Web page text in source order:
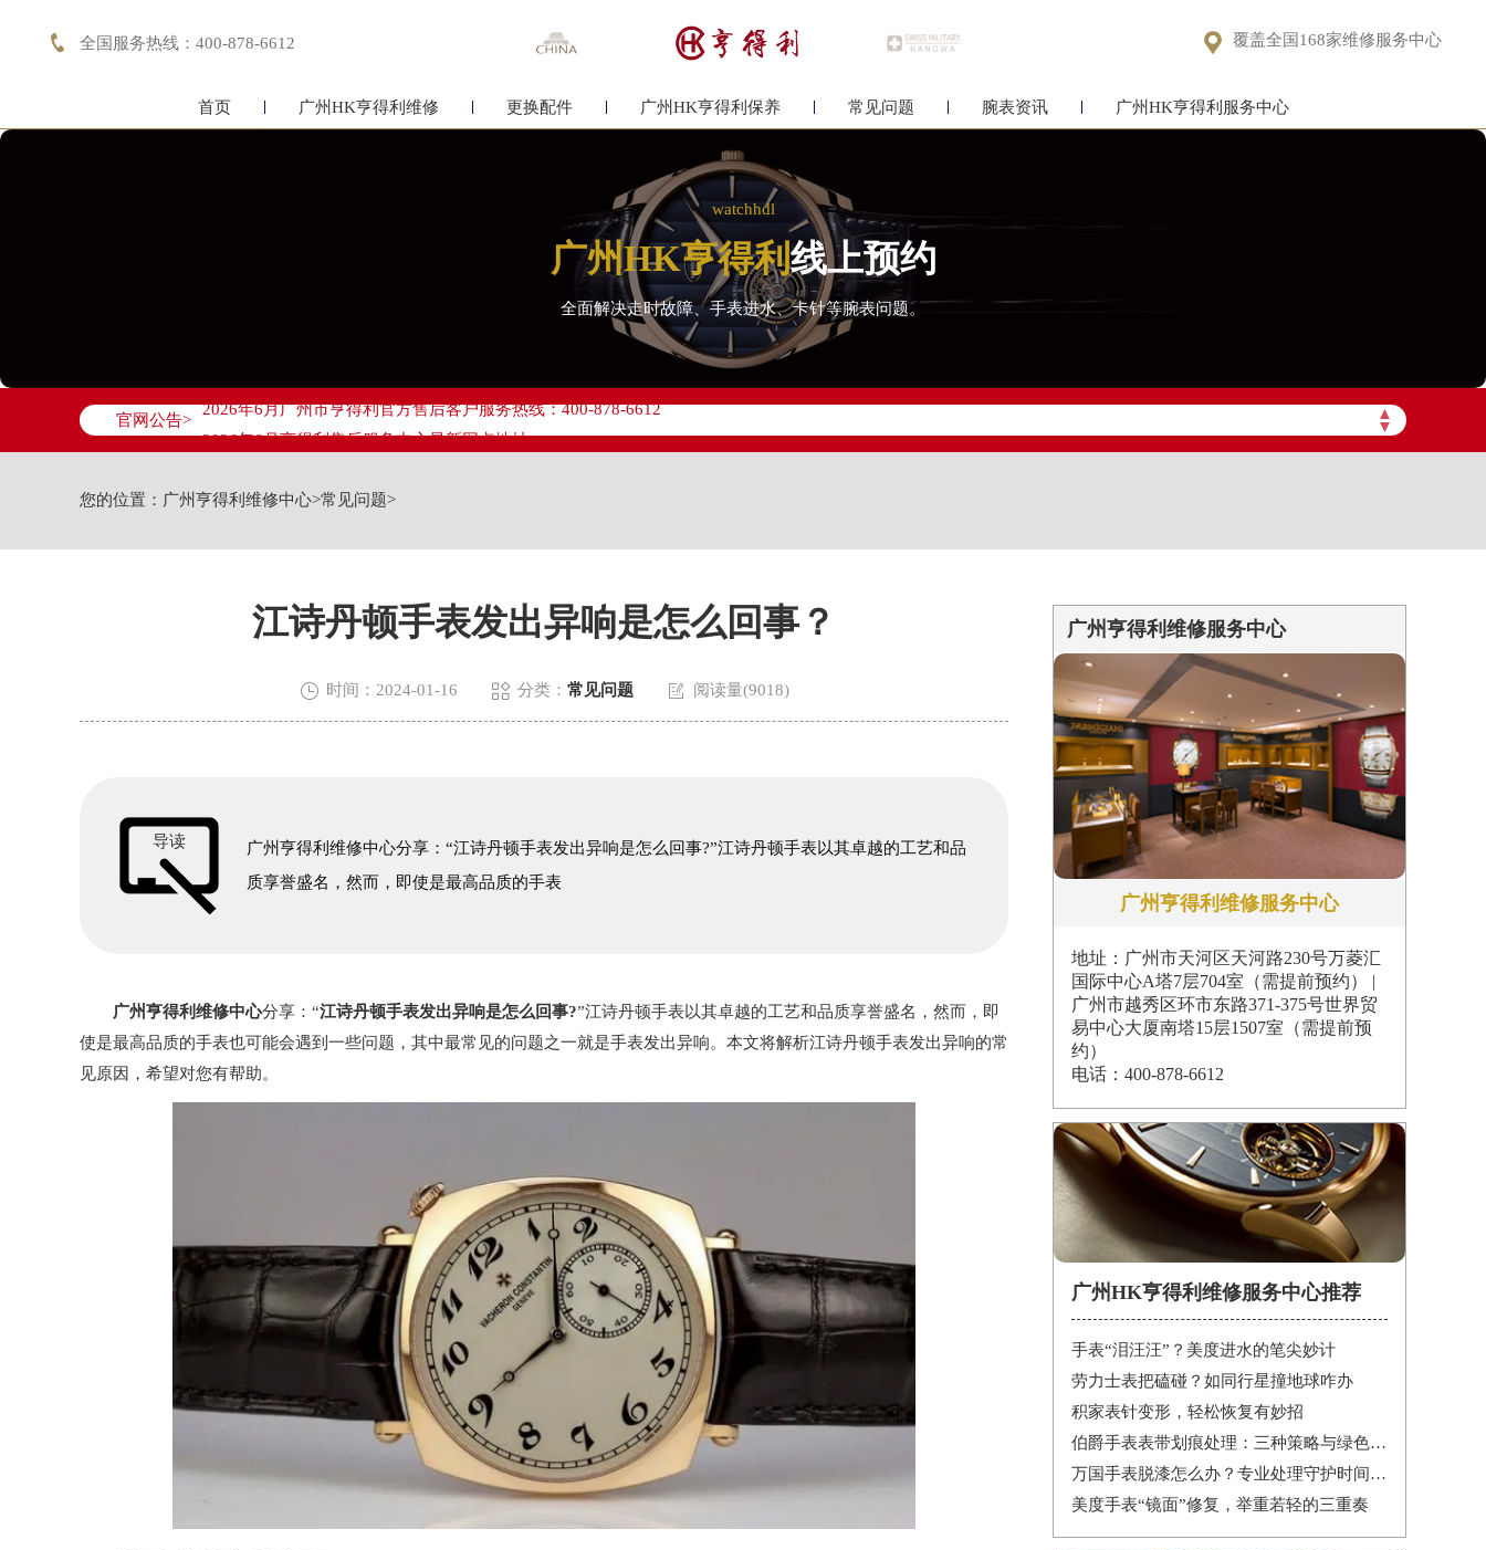
 全国服务热线：400-878-6612  覆盖全国168家维修服务中心
首页 广州HK亨得利维修 更换配件 广州HK亨得利保养 常见问题 腕表资讯 广州HK亨得利服务中心
watchhdl
广州HK亨得利线上预约
全面解决走时故障、手表进水、卡针等腕表问题。
官网公告> ▲
▼
2026年6月广州市亨得利官方售后客户服务热线：400-878-6612
2026年6月亨得利售后服务中心最新网点地址：
广州市越秀区环市东路371-375号世界贸易中心大厦南塔写字楼15层07室（需提前预约）
您的位置： 广州亨得利维修中心>常见问题>
江诗丹顿手表发出异响是怎么回事？
 时间：2024-01-16  分类： 常见问题  阅读量(9018)
导读
广州亨得利维修中心分享：“江诗丹顿手表发出异响是怎么回事?”江诗丹顿手表以其卓越的工艺和品
质享誉盛名，然而，即使是最高品质的手表
广州亨得利维修中心分享：“江诗丹顿手表发出异响是怎么回事?”江诗丹顿手表以其卓越的工艺和品质享誉盛名，然而，即
使是最高品质的手表也可能会遇到一些问题，其中最常见的问题之一就是手表发出异响。本文将解析江诗丹顿手表发出异响的常
见原因，希望对您有帮助。
广州亨得利维修服务中心
广州亨得利维修服务中心
地址：广州市天河区天河路230号万菱汇
国际中心A塔7层704室（需提前预约） |
广州市越秀区环市东路371-375号世界贸
易中心大厦南塔15层1507室（需提前预
约）
电话：400-878-6612
广州HK亨得利维修服务中心推荐
手表“泪汪汪”？美度进水的笔尖妙计
劳力士表把磕碰？如同行星撞地球咋办
积家表针变形，轻松恢复有妙招
伯爵手表表带划痕处理：三种策略与绿色陪伴
万国手表脱漆怎么办？专业处理守护时间之美
美度手表“镜面”修复，举重若轻的三重奏